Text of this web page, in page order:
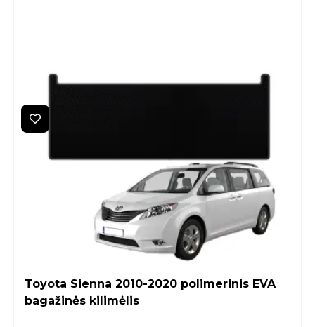
Toyota Sienna 2010-2020 polimerinis EVA
bagažinės kilimėlis